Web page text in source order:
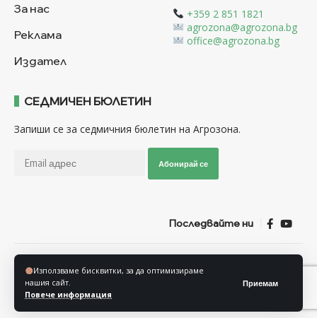
Използваме бисквитки, за да оптимизираме
нашия сайт.
Повече информация
Приемам
За нас
Реклама
Издател
+359 2 851 1821
agrozona@agrozona.bg
office@agrozona.bg
СЕДМИЧЕН БЮЛЕТИН
Запиши се за седмичния бюлетин на Агрозона.
Абонирай се
Последвайте ни
© Агрозона © 2011-2025 Всички права запазени
Политика за защита на личните данни